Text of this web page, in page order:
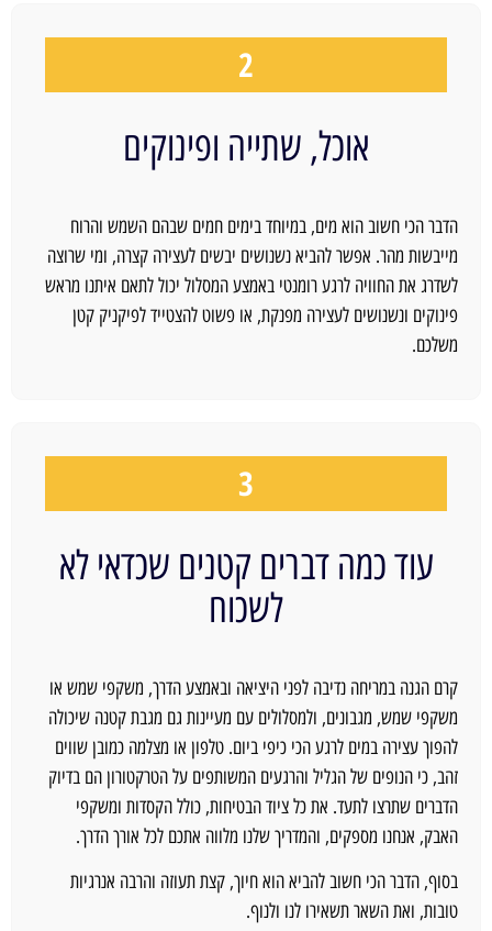
2
אוכל, שתייה ופינוקים
הדבר הכי חשוב הוא מים, במיוחד בימים חמים שבהם השמש והרוח
מייבשות מהר. אפשר להביא נשנושים יבשים לעצירה קצרה, ומי שרוצה
לשדרג את החוויה לרגע רומנטי באמצע המסלול יכול לתאם איתנו מראש
פינוקים ונשנושים לעצירה מפנקת, או פשוט להצטייד לפיקניק קטן
משלכם.
3
עוד כמה דברים קטנים שכדאי לא
לשכוח
קרם הגנה במריחה נדיבה לפני היציאה ובאמצע הדרך, משקפי שמש או
משקפי שמש, מגבונים, ולמסלולים עם מעיינות גם מגבת קטנה שיכולה
להפוך עצירה במים לרגע הכי כיפי ביום. טלפון או מצלמה כמובן שווים
זהב, כי הנופים של הגליל והרגעים המשותפים על הטרקטורון הם בדיוק
הדברים שתרצו לתעד. את כל ציוד הבטיחות, כולל הקסדות ומשקפי
האבק, אנחנו מספקים, והמדריך שלנו מלווה אתכם לכל אורך הדרך.
בסוף, הדבר הכי חשוב להביא הוא חיוך, קצת תעוזה והרבה אנרגיות
טובות, ואת השאר תשאירו לנו ולנוף.